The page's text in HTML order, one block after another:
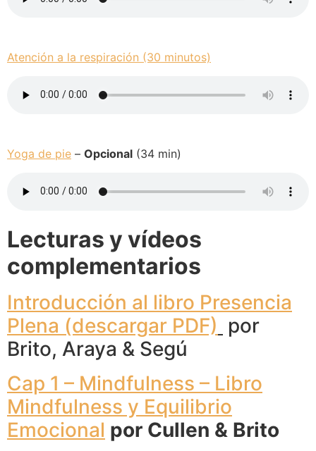
Atención a la respiración (30 minutos)
Yoga de pie – Opcional (34 min)
Lecturas y vídeos
complementarios
Introducción al libro Presencia
Plena (descargar PDF) por
Brito, Araya & Segú
Cap 1 – Mindfulness – Libro
Mindfulness y Equilibrio
Emocional por Cullen & Brito